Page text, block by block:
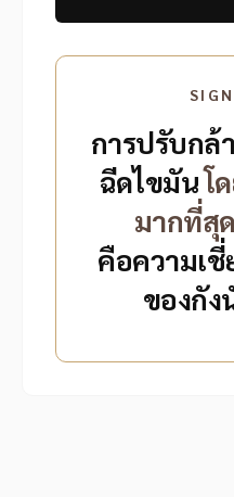
การปรับกล้
ฉีดไขมันโ
มากที่สุด
คือความเ
ของกั